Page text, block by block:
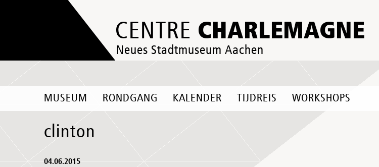
CENTRE CHARLEMAGNE
Neues Stadtmuseum Aachen
MUSEUM RONDGANG KALENDER TIJDREIS WORKSHOPS
clinton
04.06.2015